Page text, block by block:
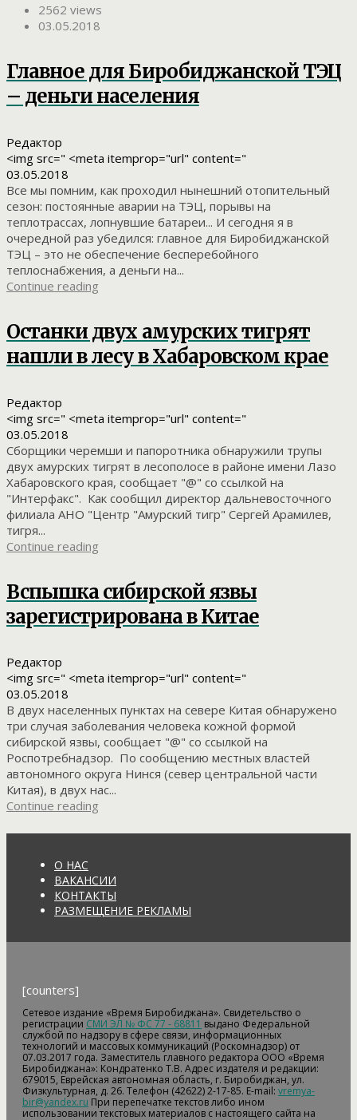
2562 views
03.05.2018
Главное для Биробиджанской ТЭЦ
– деньги населения
Редактор
<img src=" <meta itemprop="url" content="
03.05.2018
Все мы помним, как проходил нынешний отопительный
сезон: постоянные аварии на ТЭЦ, порывы на
теплотрассах, лопнувшие батареи... И сегодня я в
очередной раз убедился: главное для Биробиджанской
ТЭЦ – это не обеспечение бесперебойного
теплоснабжения, а деньги на...
Continue reading
Останки двух амурских тигрят
нашли в лесу в Хабаровском крае
Редактор
<img src=" <meta itemprop="url" content="
03.05.2018
Сборщики черемши и папоротника обнаружили трупы
двух амурских тигрят в лесополосе в районе имени Лазо
Хабаровского края, сообщает "@" со ссылкой на
"Интерфакс". Как сообщил директор дальневосточного
филиала АНО "Центр "Амурский тигр" Сергей Арамилев,
тигря...
Continue reading
Вспышка сибирской язвы
зарегистрирована в Китае
Редактор
<img src=" <meta itemprop="url" content="
03.05.2018
В двух населенных пунктах на севере Китая обнаружено
три случая заболевания человека кожной формой
сибирской язвы, сообщает "@" со ссылкой на
Роспотребнадзор. По сообщению местных властей
автономного округа Нинся (север центральной части
Китая), в двух нас...
Continue reading
О НАС
ВАКАНСИИ
КОНТАКТЫ
РАЗМЕЩЕНИЕ РЕКЛАМЫ
[counters]
Сетевое издание «Время Биробиджана». Свидетельство о
регистрации СМИ ЭЛ № ФС 77 - 68811 выдано Федеральной
службой по надзору в сфере связи, информационных
технологий и массовых коммуникаций (Роскомнадзор) от
07.03.2017 года. Заместитель главного редактора ООО «Время
Биробиджана»: Кондратенко Т.В. Адрес издателя и редакции:
679015, Еврейская автономная область, г. Биробиджан, ул.
Физкультурная, д. 26. Телефон (42622) 2-17-85. E-mail: vremya-
bir@yandex.ru При перепечатке текстов либо ином
использовании текстовых материалов с настоящего сайта на